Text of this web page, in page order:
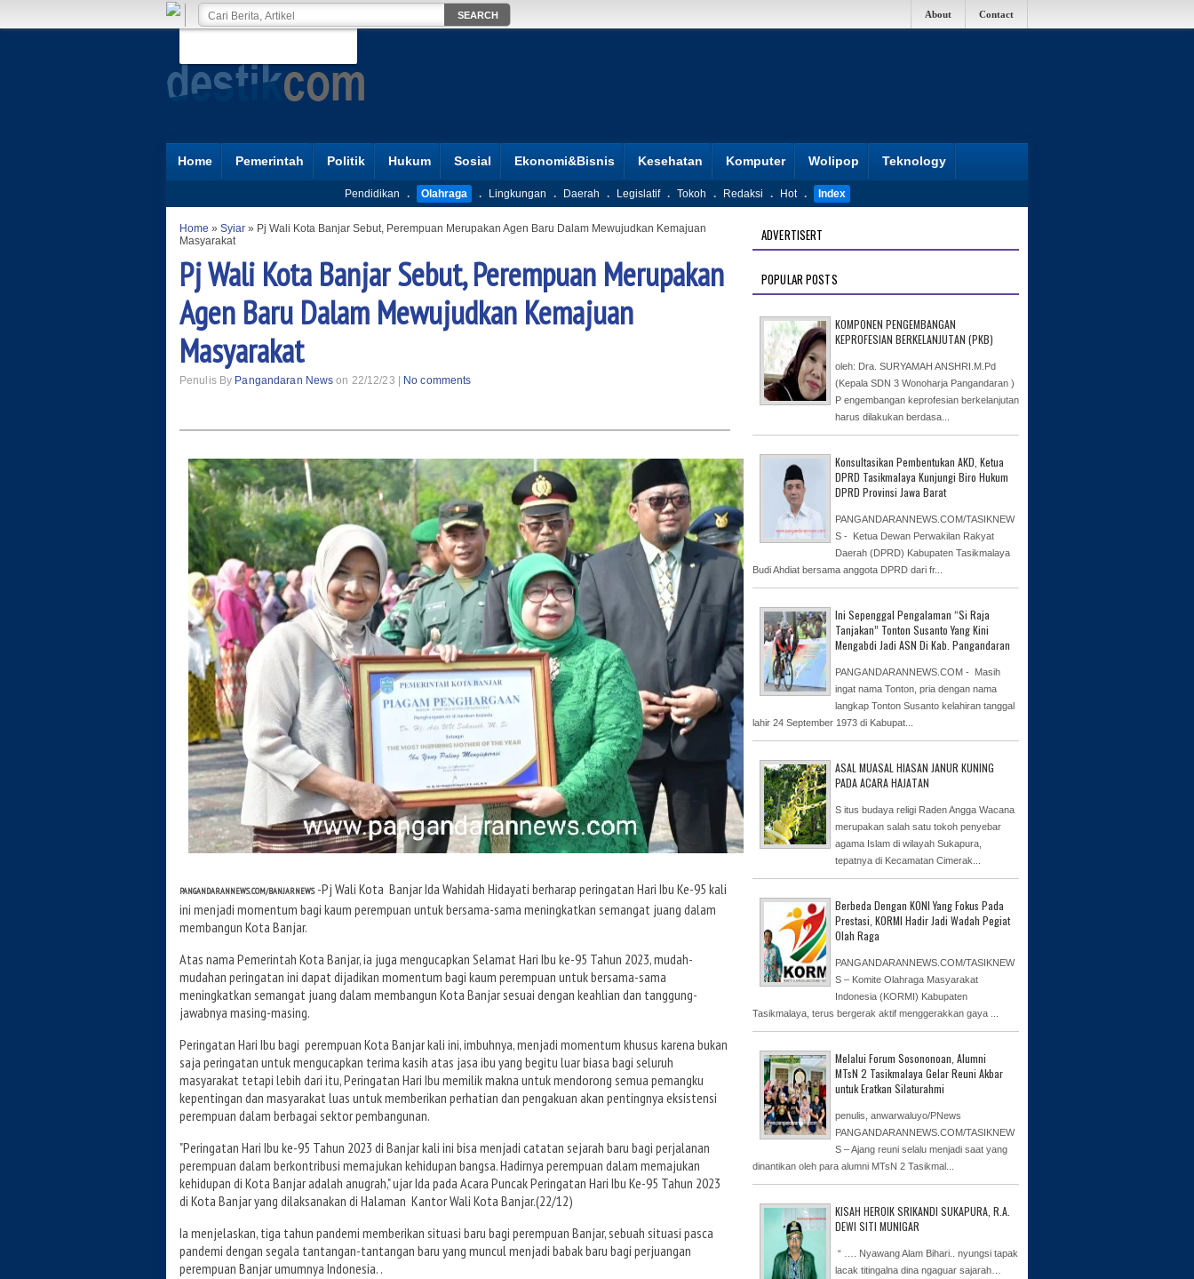
About Contact
Home Pemerintah Politik Hukum Sosial Ekonomi&Bisnis Kesehatan Komputer Wolipop Teknology
Pendidikan . Olahraga . Lingkungan . Daerah . Legislatif . Tokoh . Redaksi . Hot . Index
Home » Syiar » Pj Wali Kota Banjar Sebut, Perempuan Merupakan Agen Baru Dalam Mewujudkan Kemajuan
Masyarakat
Pj Wali Kota Banjar Sebut, Perempuan Merupakan
Agen Baru Dalam Mewujudkan Kemajuan
Masyarakat
Penulis By Pangandaran News on 22/12/23 | No comments
PANGANDARANNEWS.COM/BANJARNEWS-Pj Wali Kota Banjar Ida Wahidah Hidayati berharap peringatan Hari Ibu Ke-95 kali
ini menjadi momentum bagi kaum perempuan untuk bersama-sama meningkatkan semangat juang dalam
membangun Kota Banjar.
Atas nama Pemerintah Kota Banjar, ia juga mengucapkan Selamat Hari Ibu ke-95 Tahun 2023, mudah-
mudahan peringatan ini dapat dijadikan momentum bagi kaum perempuan untuk bersama-sama
meningkatkan semangat juang dalam membangun Kota Banjar sesuai dengan keahlian dan tanggung-
jawabnya masing-masing.
Peringatan Hari Ibu bagi perempuan Kota Banjar kali ini, imbuhnya, menjadi momentum khusus karena bukan
saja peringatan untuk mengucapkan terima kasih atas jasa ibu yang begitu luar biasa bagi seluruh
masyarakat tetapi lebih dari itu, Peringatan Hari Ibu memilik makna untuk mendorong semua pemangku
kepentingan dan masyarakat luas untuk memberikan perhatian dan pengakuan akan pentingnya eksistensi
perempuan dalam berbagai sektor pembangunan.
"Peringatan Hari Ibu ke-95 Tahun 2023 di Banjar kali ini bisa menjadi catatan sejarah baru bagi perjalanan
perempuan dalam berkontribusi memajukan kehidupan bangsa. Hadirnya perempuan dalam memajukan
kehidupan di Kota Banjar adalah anugrah," ujar Ida pada Acara Puncak Peringatan Hari Ibu Ke-95 Tahun 2023
di Kota Banjar yang dilaksanakan di Halaman Kantor Wali Kota Banjar.(22/12)
Ia menjelaskan, tiga tahun pandemi memberikan situasi baru bagi perempuan Banjar, sebuah situasi pasca
pandemi dengan segala tantangan-tantangan baru yang muncul menjadi babak baru bagi perjuangan
perempuan Banjar umumnya Indonesia. .
ADVERTISERT
POPULAR POSTS
KOMPONEN PENGEMBANGAN
KEPROFESIAN BERKELANJUTAN (PKB)
oleh: Dra. SURYAMAH ANSHRI.M.Pd
(Kepala SDN 3 Wonoharja Pangandaran )
P engembangan keprofesian berkelanjutan
harus dilakukan berdasa...
Konsultasikan Pembentukan AKD, Ketua
DPRD Tasikmalaya Kunjungi Biro Hukum
DPRD Provinsi Jawa Barat
PANGANDARANNEWS.COM/TASIKNEW
S - Ketua Dewan Perwakilan Rakyat
Daerah (DPRD) Kabupaten Tasikmalaya
Budi Ahdiat bersama anggota DPRD dari fr...
Ini Sepenggal Pengalaman “Si Raja
Tanjakan” Tonton Susanto Yang Kini
Mengabdi Jadi ASN Di Kab. Pangandaran
PANGANDARANNEWS.COM - Masih
ingat nama Tonton, pria dengan nama
langkap Tonton Susanto kelahiran tanggal
lahir 24 September 1973 di Kabupat...
ASAL MUASAL HIASAN JANUR KUNING
PADA ACARA HAJATAN
S itus budaya religi Raden Angga Wacana
merupakan salah satu tokoh penyebar
agama Islam di wilayah Sukapura,
tepatnya di Kecamatan Cimerak...
Berbeda Dengan KONI Yang Fokus Pada
Prestasi, KORMI Hadir Jadi Wadah Pegiat
Olah Raga
PANGANDARANNEWS.COM/TASIKNEW
S – Komite Olahraga Masyarakat
Indonesia (KORMI) Kabupaten
Tasikmalaya, terus bergerak aktif menggerakkan gaya ...
Melalui Forum Sosononoan, Alumni
MTsN 2 Tasikmalaya Gelar Reuni Akbar
untuk Eratkan Silaturahmi
penulis, anwarwaluyo/PNews
PANGANDARANNEWS.COM/TASIKNEW
S – Ajang reuni selalu menjadi saat yang
dinantikan oleh para alumni MTsN 2 Tasikmal...
KISAH HEROIK SRIKANDI SUKAPURA, R.A.
DEWI SITI MUNIGAR
“ …. Nyawang Alam Bihari.. nyungsi tapak
lacak titingalna dina ngaguar sajarah…